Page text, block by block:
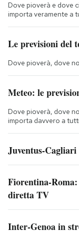
Dove pioverà e dove
importa veramente a
Le previsioni del
Dove pioverà, dove
Meteo: le
Dove pioverà, dove
importa davvero a tutti
Juventus-
Fiorentina-
diretta TV
Inter-Genoa in